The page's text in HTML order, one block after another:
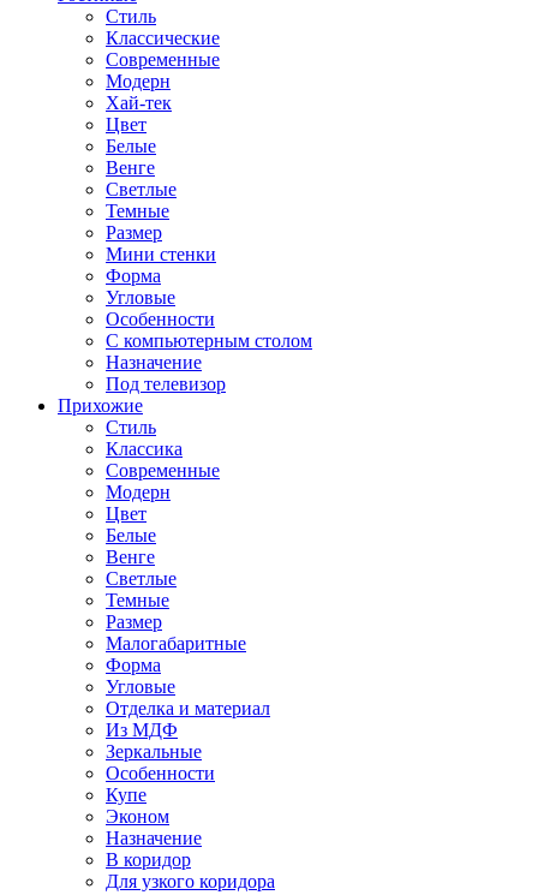
Стиль
Классические
Современные
Модерн
Хай-тек
Цвет
Белые
Венге
Светлые
Темные
Размер
Мини стенки
Форма
Угловые
Особенности
С компьютерным столом
Назначение
Под телевизор
Прихожие
Стиль
Классика
Современные
Модерн
Цвет
Белые
Венге
Светлые
Темные
Размер
Малогабаритные
Форма
Угловые
Отделка и материал
Из МДФ
Зеркальные
Особенности
Купе
Эконом
Назначение
В коридор
Для узкого коридора